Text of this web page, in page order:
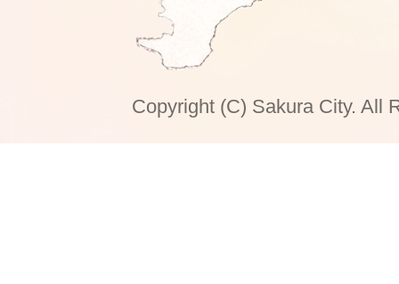
Copyright (C) Sakura City. All